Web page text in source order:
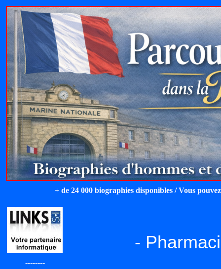
+ de 24 000 biographies disponibles / Vous
--------
-